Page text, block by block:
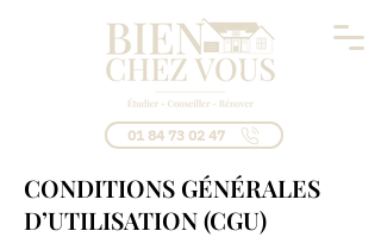
01 84 73 02 47
CONDITIONS GÉNÉRALES
D’UTILISATION (CGU)